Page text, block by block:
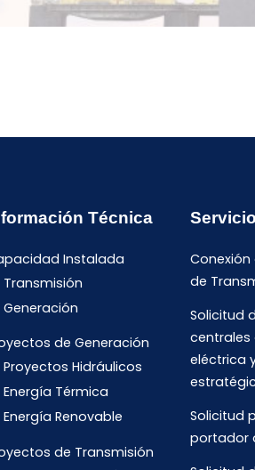
Técnica
Instalada
Transmisión
Generación
de Generación
Proyectos Hidráulicos
Energía Térmica
Energía Renovable
de Transmisión
Conexión
de
Solicitud
centrales
eléctrica
Solicitud
portador